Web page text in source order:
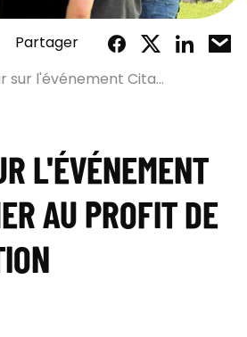
Partager
sur l'événement Cita...
L'ÉVÉNEMENT
AU PROFIT DE